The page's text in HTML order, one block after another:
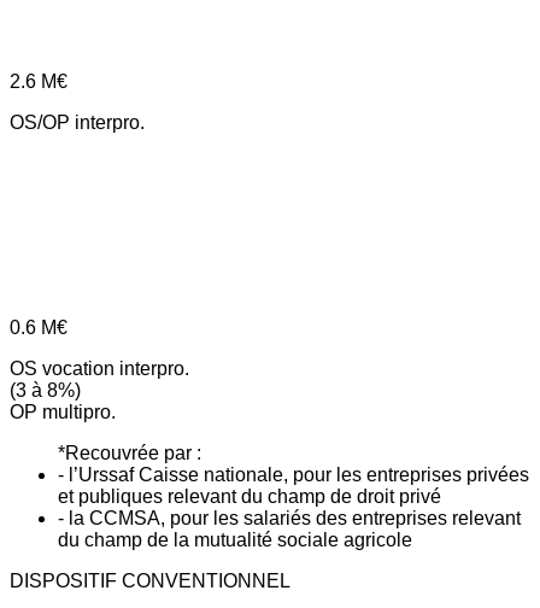
2.6 M€
OS/OP interpro.
0.6 M€
OS vocation interpro.
(3 à 8%)
OP multipro.
*Recouvrée par :
- l’Urssaf Caisse nationale, pour les entreprises privées
et publiques relevant du champ de droit privé
- la CCMSA, pour les salariés des entreprises relevant
du champ de la mutualité sociale agricole
DISPOSITIF CONVENTIONNEL